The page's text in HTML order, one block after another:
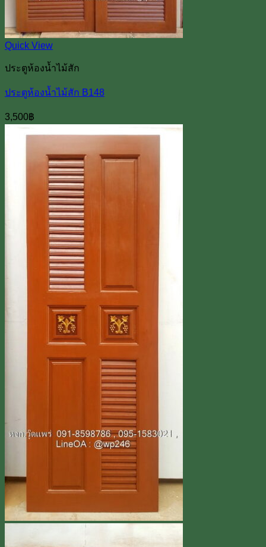
Quick View
ประตูห้องน้ำไม้สัก
ประตูห้องน้ำไม้สัก B148
3,500฿